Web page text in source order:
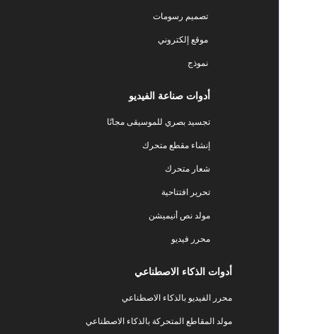
تصميم رسومات
موقع إلكتروني
أدوات صناعة الفيديو
تجسيد بصري للموسيقى مجانًا
إنشاء مقطع متحرك
شعار متحرك
تحرير افتتاحية
مولد نص أنيميشن
محرر فيديو
أدوات الذكاء الاصطناعي
محرر الفيديو بالذكاء الاصطناعي
مولد المقاطع المتحركة بالذكاء الاصطناعي